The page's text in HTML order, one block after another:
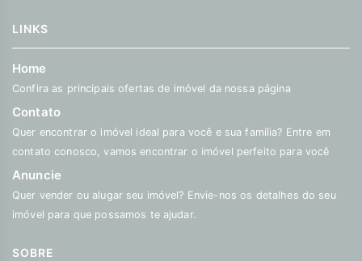
LINKS
Home
Confira as principais ofertas de imóvel da nossa página
Contato
Quer encontrar o imóvel ideal para você e sua família? Entre em
contato conosco, vamos encontrar o imóvel perfeito para você
Anuncie
Quer vender ou alugar seu imóvel? Envie-nos os detalhes do seu
imóvel para que possamos te ajudar.
SOBRE